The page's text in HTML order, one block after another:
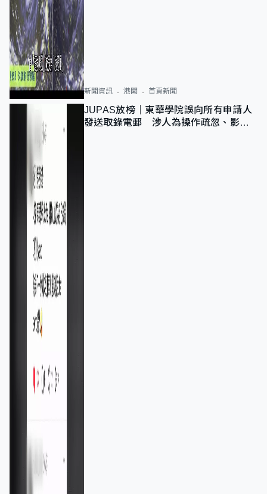
新聞資訊 港聞 首頁新聞
JUPAS放榜｜東華學院誤向所有申請人
發送取錄電郵 涉人為操作疏忽、影響